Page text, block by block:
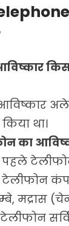
था।
का
टेलीफोन
मद्रास